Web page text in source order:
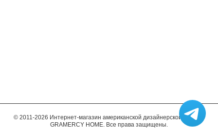
© 2011-2026 Интернет-магазин американской дизайнерской мебели
GRAMERCY HOME. Все права защищены.